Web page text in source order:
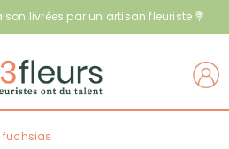
livrées par un artisan fleuriste 💐
fuchsias